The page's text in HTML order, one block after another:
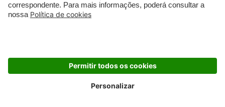
Dermocosmética
Creme Rosto Homem
Embalagens Sustentáveis